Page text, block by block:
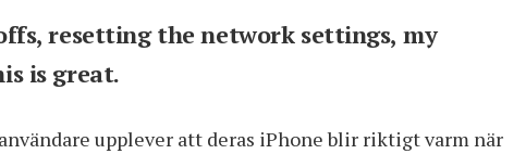
resetting the network settings, my
is great.
upplever att deras iPhone blir riktigt varm när